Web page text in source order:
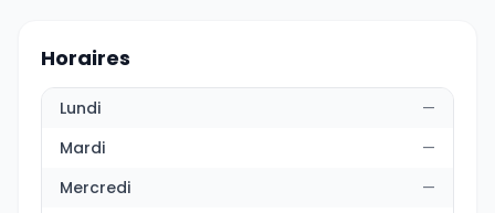
Horaires
Lundi
—
Mardi
—
Mercredi
—